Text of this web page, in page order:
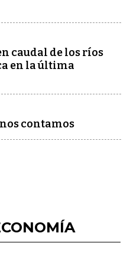
caudal de los ríos
en la última
contamos